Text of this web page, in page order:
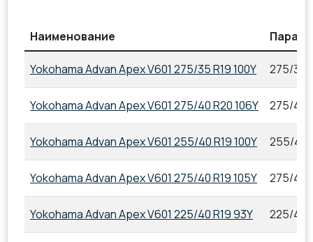
Наименование
Yokohama Advan Apex V601 275/35 R19 100Y 275/35
Yokohama Advan Apex V601 275/40 R20 106Y 275/40
Yokohama Advan Apex V601 255/40 R19 100Y 255/40
Yokohama Advan Apex V601 275/40 R19 105Y 275/40
Yokohama Advan Apex V601 225/40 R19 93Y 225/40